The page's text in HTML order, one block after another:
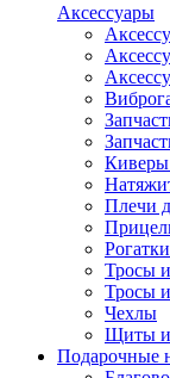
Аксессуары
Киверы
Плечи
Тросы
Тросы
Чехлы
Щиты и
Подарочные